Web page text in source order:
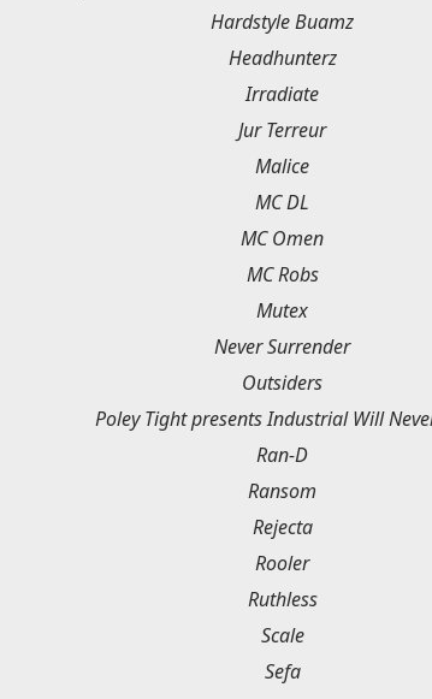
Hardstyle Buamz
Headhunterz
Irradiate
Jur Terreur
Malice
MC DL
MC Omen
MC Robs
Mutex
Never Surrender
Outsiders
Poley Tight presents Industrial Will
Ran-D
Ransom
Rejecta
Rooler
Ruthless
Scale
Sefa